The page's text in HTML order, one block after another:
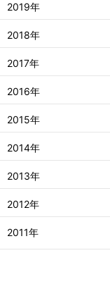
2019年
2018年
2017年
2016年
2015年
2014年
2013年
2012年
2011年